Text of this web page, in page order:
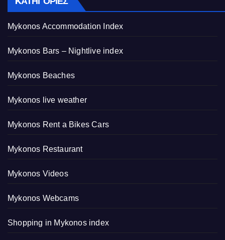
Mykonos Accommodation Index
Mykonos Bars – Nightlive index
Mykonos Beaches
Mykonos live weather
Mykonos Rent a Bikes Cars
Mykonos Restaurant
Mykonos Videos
Mykonos Webcams
Shopping in Mykonos index